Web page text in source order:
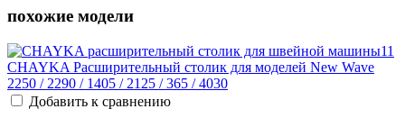
похожие модели
CHAYKA Расширительный столик для моделей New Wave
2250 / 2290 / 1405 / 2125 / 365 / 4030
Добавить к сравнению